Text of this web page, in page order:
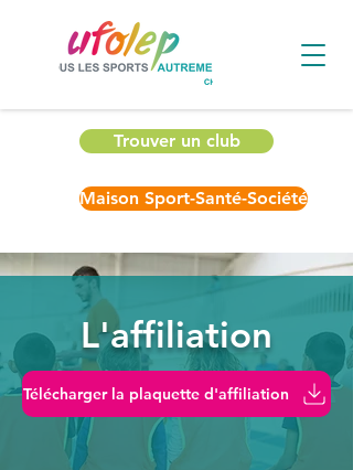
Trouver un club
Maison Sport-Santé-Société
L'affiliation
Télécharger la plaquette d'affiliation